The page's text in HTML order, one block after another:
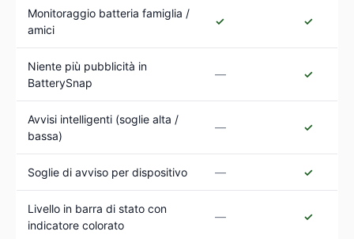
Monitoraggio batteria famiglia /
amici
✓ ✓
Niente più pubblicità in
BatterySnap
— ✓
Avvisi intelligenti (soglie alta /
bassa)
— ✓
Soglie di avviso per dispositivo — ✓
Livello in barra di stato con
indicatore colorato
— ✓